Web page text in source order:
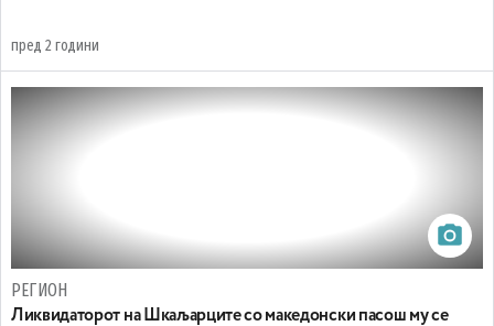
пред 2 години
РЕГИОН
Ликвидаторот на Шкаљарците со македонски пасош му се